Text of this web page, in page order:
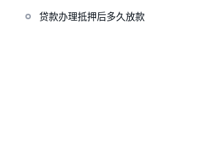
贷款办理抵押后多久放款